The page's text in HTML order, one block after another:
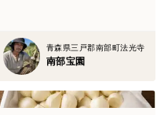
青森県三戸郡南部町法光寺
南部宝園